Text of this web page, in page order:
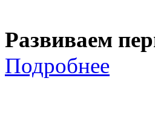
Развиваем
Подробнее